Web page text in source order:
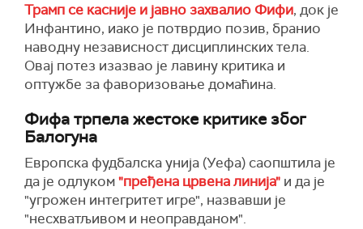
Трамп се касније и јавно захвалио Фифи, док је
Инфантино, иако је потврдио позив, бранио
наводну независност дисциплинских тела.
Овај потез изазвао је лавину критика и
оптужбе за фаворизовање домаћина.
Фифа трпела жестоке критике због
Балогуна
Европска фудбалска унија (Уефа) саопштила је
да је одлуком"пређена црвена линија" и да је
"угрожен интегритет игре", назвавши је
"несхватљивом и неоправданом".